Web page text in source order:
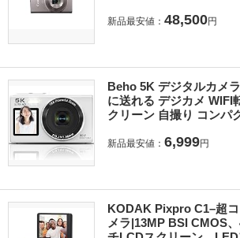
新品最安値： 48,500円
Beho 5K デジタルカメ
に送れる デジカメ WIFI
クリーン 自撮り コンパ
新品最安値： 6,999円
KODAK Pixpro C1–超
メラ|13MP BSI CMOS